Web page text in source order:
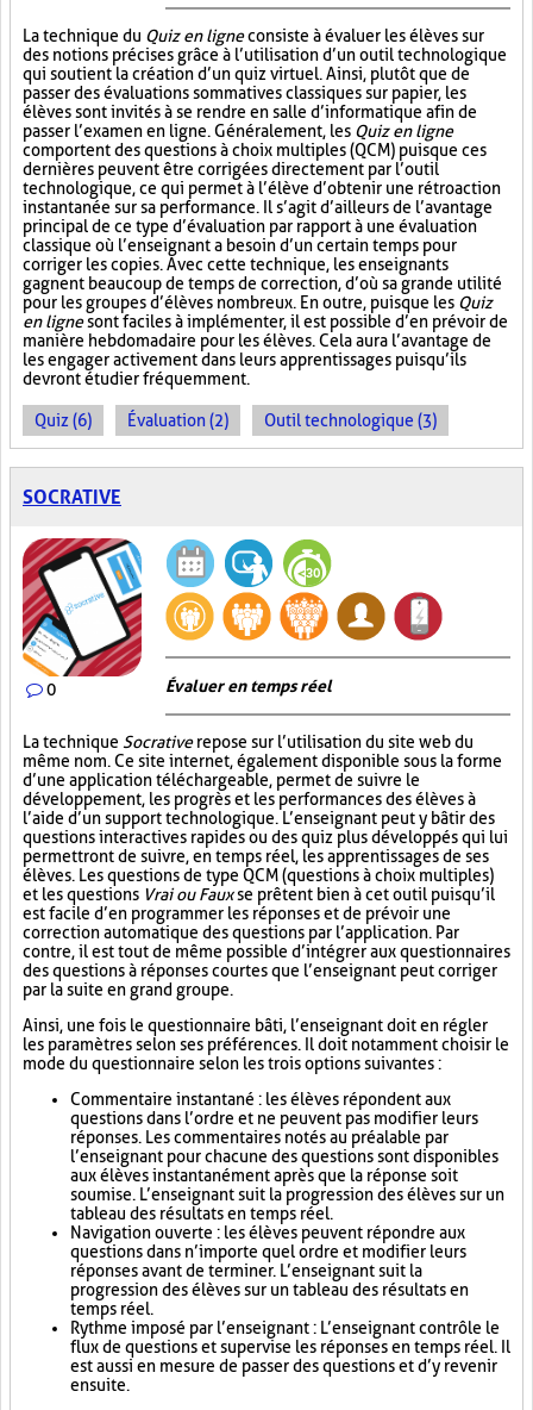
La technique du Quiz en ligneconsiste à évaluer les élèves sur
des notions précises grâce à l’utilisation d’un outil technologique
qui soutient la création d’un quiz virtuel. Ainsi, plutôt que de
passer des évaluations sommatives classiques sur papier, les
élèves sont invités à se rendre en salle d’informatique afin de
passer l’examen en ligne. Généralement, les Quiz en ligne
comportent des questions à choix multiples (QCM) puisque ces
dernières peuvent être corrigées directement par l’outil
technologique, ce qui permet à l’élève d’obtenir une rétroaction
instantanée sur sa performance. Il s’agit d’ailleurs de l’avantage
principal de ce type d’évaluation par rapport à une évaluation
classique où l’enseignant a besoin d’un certain temps pour
corriger les copies. Avec cette technique, les enseignants
gagnent beaucoup de temps de correction, d’où sa grande utilité
pour les groupes d’élèves nombreux. En outre, puisque les Quiz
en lignesont faciles à implémenter, il est possible d’en prévoir de
manière hebdomadaire pour les élèves. Cela aura l’avantage de
les engager activement dans leurs apprentissages puisqu’ils
devront étudier fréquemment.
Quiz (6) Évaluation (2) Outil technologique (3)
SOCRATIVE
0 Évaluer en temps réel
La technique Socrativerepose sur l’utilisation du site web du
même nom. Ce site internet, également disponible sous la forme
d’une application téléchargeable, permet de suivre le
développement, les progrès et les performances des élèves à
l’aide d’un support technologique. L’enseignant peut y bâtir des
questions interactives rapides ou des quiz plus développés qui lui
permettront de suivre, en temps réel, les apprentissages de ses
élèves. Les questions de type QCM (questions à choix multiples)
et les questions Vrai ou Fauxse prêtent bien à cet outil puisqu’il
est facile d’en programmer les réponses et de prévoir une
correction automatique des questions par l’application. Par
contre, il est tout de même possible d’intégrer aux questionnaires
des questions à réponses courtes que l’enseignant peut corriger
par la suite en grand groupe.
Ainsi, une fois le questionnaire bâti, l’enseignant doit en régler
les paramètres selon ses préférences. Il doit notamment choisir le
mode du questionnaire selon les trois options suivantes :
Commentaire instantané : les élèves répondent aux
questions dans l’ordre et ne peuvent pas modifier leurs
réponses. Les commentaires notés au préalable par
l’enseignant pour chacune des questions sont disponibles
aux élèves instantanément après que la réponse soit
soumise. L’enseignant suit la progression des élèves sur un
tableau des résultats en temps réel.
Navigation ouverte : les élèves peuvent répondre aux
questions dans n’importe quel ordre et modifier leurs
réponses avant de terminer. L’enseignant suit la
progression des élèves sur un tableau des résultats en
temps réel.
Rythme imposé par l’enseignant : L’enseignant contrôle le
flux de questions et supervise les réponses en temps réel. Il
est aussi en mesure de passer des questions et d’y revenir
ensuite.